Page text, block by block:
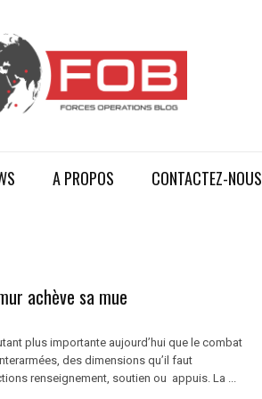
A PROPOS CONTACTEZ-NOUS
achève sa mue
plus importante aujourd’hui que le combat
des dimensions qu’il faut
renseignement, soutien ou appuis. La ...